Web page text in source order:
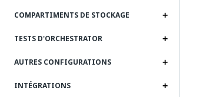
COMPARTIMENTS DE STOCKAGE
TESTS D'ORCHESTRATOR
AUTRES CONFIGURATIONS
INTÉGRATIONS